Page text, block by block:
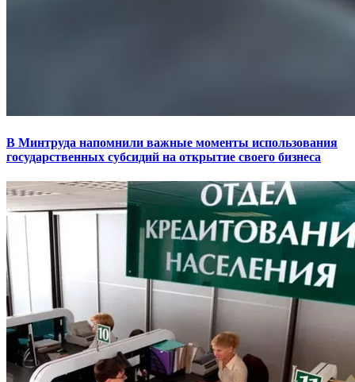
В Минтруда напомнили важные моменты использования
государственных субсидий на открытие своего бизнеса